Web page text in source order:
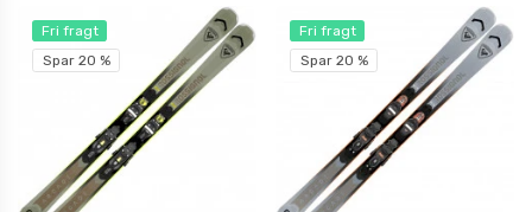
Fri fragt
Spar 20 %
Fri fragt
Spar 20 %